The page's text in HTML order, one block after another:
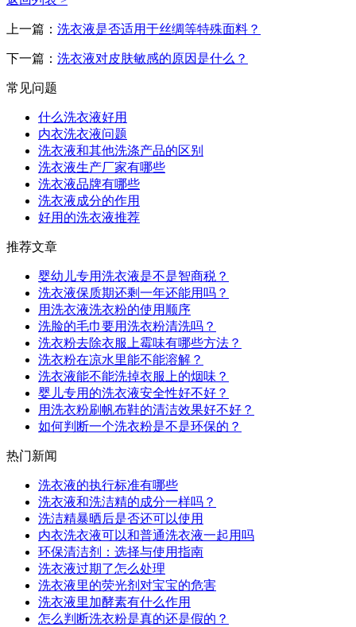
上一篇： 洗衣液是否适用于丝绸等特殊面料？
下一篇： 洗衣液对皮肤敏感的原因是什么？
常见问题
什么洗衣液好用
内衣洗衣液问题
洗衣液和其他洗涤产品的区别
洗衣液生产厂家有哪些
洗衣液品牌有哪些
洗衣液成分的作用
好用的洗衣液推荐
推荐文章
婴幼儿专用洗衣液是不是智商税？
洗衣液保质期还剩一年还能用吗？
用洗衣液洗衣粉的使用顺序
洗脸的毛巾要用洗衣粉清洗吗？
洗衣粉去除衣服上霉味有哪些方法？
洗衣粉在凉水里能不能溶解？
洗衣液能不能洗掉衣服上的烟味？
婴儿专用的洗衣液安全性好不好？
用洗衣粉刷帆布鞋的清洁效果好不好？
如何判断一个洗衣粉是不是环保的？
热门新闻
洗衣液的执行标准有哪些
洗衣液和洗洁精的成分一样吗？
洗洁精暴晒后是否还可以使用
内衣洗衣液可以和普通洗衣液一起用吗
环保清洁剂：选择与使用指南
洗衣液过期了怎么处理
洗衣液里的荧光剂对宝宝的危害
洗衣液里加酵素有什么作用
怎么判断洗衣粉是真的还是假的？